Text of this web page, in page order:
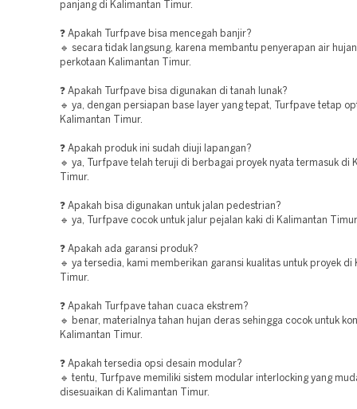
panjang di Kalimantan Timur.
❓ Apakah Turfpave bisa mencegah banjir?
🔹 secara tidak langsung, karena membantu penyerapan air
perkotaan Kalimantan Timur.
❓ Apakah Turfpave bisa digunakan di tanah lunak?
🔹 ya, dengan persiapan base layer yang tepat, Turfpave tetap
Kalimantan Timur.
❓ Apakah produk ini sudah diuji lapangan?
🔹 ya, Turfpave telah teruji di berbagai proyek nyata termasuk di
Timur.
❓ Apakah bisa digunakan untuk jalan pedestrian?
🔹 ya, Turfpave cocok untuk jalur pejalan kaki di Kalimantan
❓ Apakah ada garansi produk?
🔹 ya tersedia, kami memberikan garansi kualitas untuk proyek di
Timur.
❓ Apakah Turfpave tahan cuaca ekstrem?
🔹 benar, materialnya tahan hujan deras sehingga cocok untuk
Kalimantan Timur.
❓ Apakah tersedia opsi desain modular?
🔹 tentu, Turfpave memiliki sistem modular interlocking yang
disesuaikan di Kalimantan Timur.